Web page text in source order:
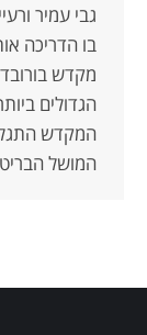
גבי עמיר
בו הדריכה
מקדש
הגדולים
המושל